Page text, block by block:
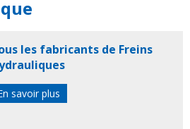
les fabricants de Freins
savoir plus